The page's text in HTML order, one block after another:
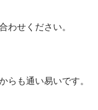
わせください。
らも通い易いです。